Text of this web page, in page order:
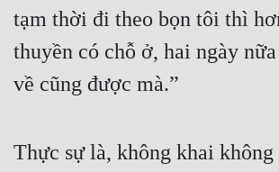
Trinh Thám
Triều Đấu
Trọng Sinh
tạm thời đi theo bọn tôi thì
thuyền có chỗ ở, hai ngày
về cũng được mà.”
Thực sự là, không khai không